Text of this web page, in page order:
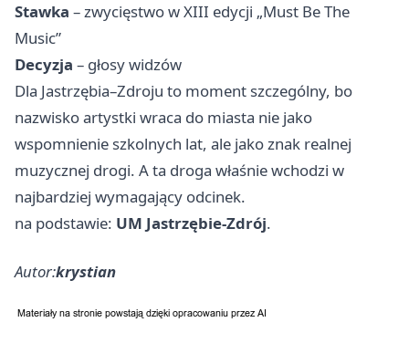
Stawka – zwycięstwo w XIII edycji „Must Be The
Music”
Decyzja – głosy widzów
Dla Jastrzębia–Zdroju to moment szczególny, bo
nazwisko artystki wraca do miasta nie jako
wspomnienie szkolnych lat, ale jako znak realnej
muzycznej drogi. A ta droga właśnie wchodzi w
najbardziej wymagający odcinek.
na podstawie: UM Jastrzębie-Zdrój.
Autor:krystian